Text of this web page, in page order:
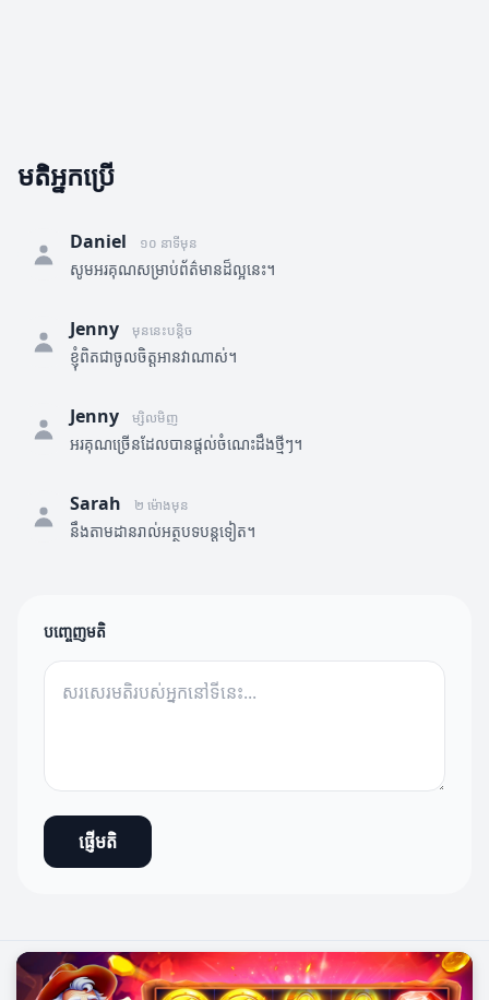
មតិអ្នកប្រើ
Daniel ១០ នាទីមុន
សូមអរគុណសម្រាប់ព័ត៌មានដ៏ល្អនេះ។
Jenny មុននេះបន្តិច
ខ្ញុំពិតជាចូលចិត្តអានវាណាស់។
Jenny ម្សិលមិញ
អរគុណច្រើនដែលបានផ្តល់ចំណេះដឹងថ្មីៗ។
Sarah ២ ម៉ោងមុន
នឹងតាមដានរាល់អត្ថបទបន្តទៀត។
បញ្ចេញមតិ
ផ្ញើមតិ